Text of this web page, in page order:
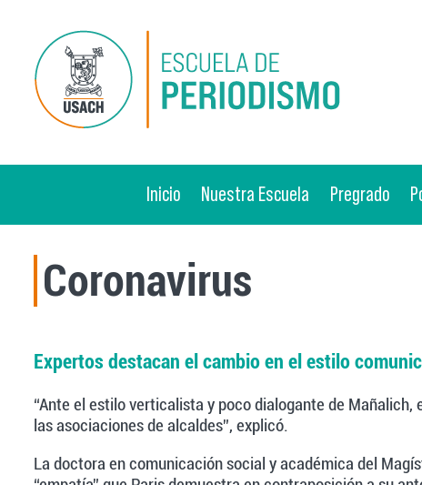
Inicio Nuestra Escuela Pregrado
Coronavirus
Expertos destacan el cambio en el estilo
“Ante el estilo verticalista y poco dialogante de
las asociaciones de alcaldes”, explicó.
La doctora en comunicación social y académica del